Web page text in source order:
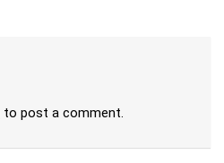
to post a comment.